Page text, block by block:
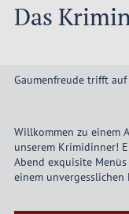
Das
Gaumenfreude trifft
Willkommen zu einem
unserem Krimidinner!
Abend exquisite
einem unvergesslichen